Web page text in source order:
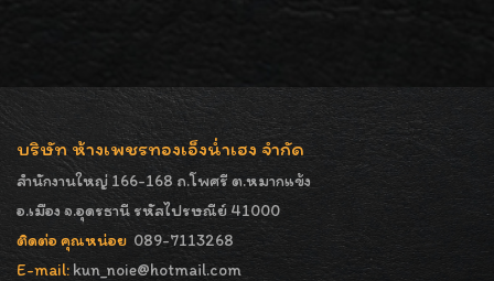
บริษัท ห้างเพชรทองเอ็งน่ำเฮง จำกัด
สำนักงานใหญ่ 166-168 ถ.โพศรี ต.หมากแข้ง
อ.เมือง จ.อุดรธานี รหัสไปรษณีย์ 41000
ติดต่อ คุณหน่อย 089-7113268
E-mail: kun_noie@hotmail.com